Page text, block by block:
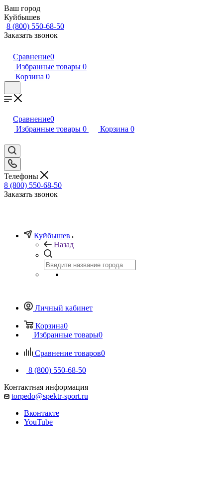
Ваш город
Куйбышев
8 (800) 550-68-50
Заказать звонок
Сравнение0
Избранные товары 0
Корзина 0
Сравнение0
Избранные товары 0 Корзина 0
Телефоны
8 (800) 550-68-50
Заказать звонок
Куйбышев
Назад
Личный кабинет
Корзина0
Избранные товары0
Сравнение товаров0
8 (800) 550-68-50
Контактная информация
torpedo@spektr-sport.ru
Вконтакте
YouTube